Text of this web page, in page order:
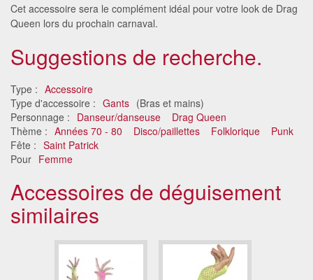
Cet accessoire sera le complément idéal pour votre look de Drag
Queen lors du prochain carnaval.
Suggestions de recherche.
Type : Accessoire
Type d'accessoire : Gants (Bras et mains)
Personnage : Danseur/danseuse
Drag Queen
Thème : Années 70 - 80 Disco/paillettes Folklorique
Punk
Fête : Saint Patrick
Pour Femme
Accessoires de déguisement
similaires